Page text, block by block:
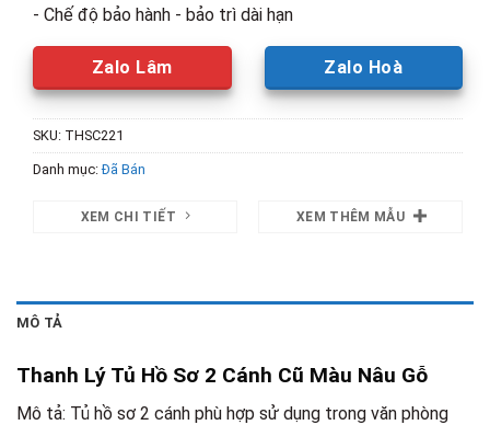
- Chế độ bảo hành - bảo trì dài hạn
Zalo Lâm Zalo Hoà
SKU: THSC221
Danh mục:Đã Bán
XEM CHI TIẾT XEM THÊM MẪU
MÔ TẢ
Thanh Lý Tủ Hồ Sơ 2 Cánh Cũ Màu Nâu Gỗ
Mô tả: Tủ hồ sơ 2 cánh phù hợp sử dụng trong văn phòng